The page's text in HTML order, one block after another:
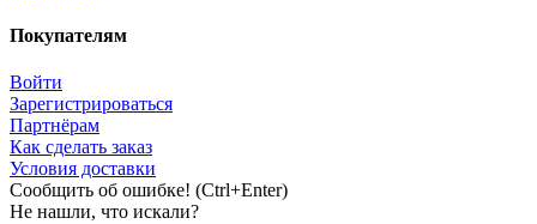
Покупателям
Войти
Зарегистрироваться
Партнёрам
Как сделать заказ
Условия доставки
Сообщить об ошибке! (Ctrl+Enter)
Не нашли, что искали?